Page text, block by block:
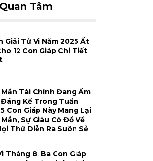
Tâm
Giải Tử Vi Năm 2025 Ất
12 Con Giáp Chi Tiết
Mắn Tài Chính Đang Ấm
Kể Trong Tuần
Con Giáp Này Mang Lại
Mắn, Sự Giàu Có Đổ Về
Thứ Diễn Ra Suôn Sẻ
Tháng 8: Ba Con Giáp